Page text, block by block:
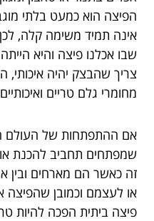
הפיצה הוא כמעט בלתי
אינה תמיד משימה קלה,
שבו אכלנו פיצה והיא
צריך שהבצק יהיה איכותי,
מחומרי גלם טריים
אם ההתפתחות של העולם
שמפתחים תחביב להכנת
זה כאשר הם מארחים
או לעצמם וכמובן שהפיצה
פיצה ביתית הפכה להיות